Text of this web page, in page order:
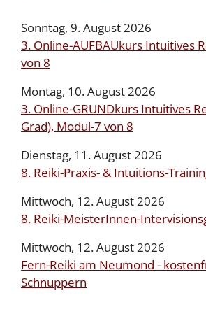
Sonntag, 9. August 2026
3. Online-AUFBAUkurs Intuitives
von 8
Montag, 10. August 2026
3. Online-GRUNDkurs Intuitives
Grad), Modul-7 von 8
Dienstag, 11. August 2026
8. Reiki-Praxis- & Intuitions-
Mittwoch, 12. August 2026
8. Reiki-MeisterInnen-
Mittwoch, 12. August 2026
Fern-Reiki am Neumond -
Schnuppern